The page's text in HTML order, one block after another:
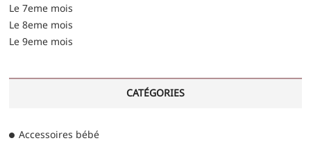
Le 7eme mois
Le 8eme mois
Le 9eme mois
CATÉGORIES
Accessoires bébé